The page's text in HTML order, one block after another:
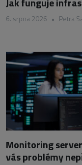
6. srpna 2026 • Petra
Monitoring
vás problémy